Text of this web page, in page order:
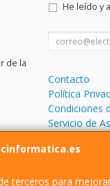
terceros para
de la
He leído y
Contacto
Política
Condiciones
Servicio de